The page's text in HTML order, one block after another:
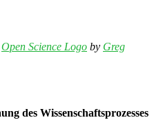
Open Science Logo by Greg
des Wissenschaftsprozesses